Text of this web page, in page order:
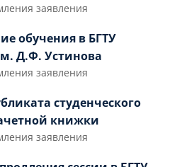
заявления
обучения в БГТУ
Д.Ф. Устинова
заявления
студенческого
книжки
заявления